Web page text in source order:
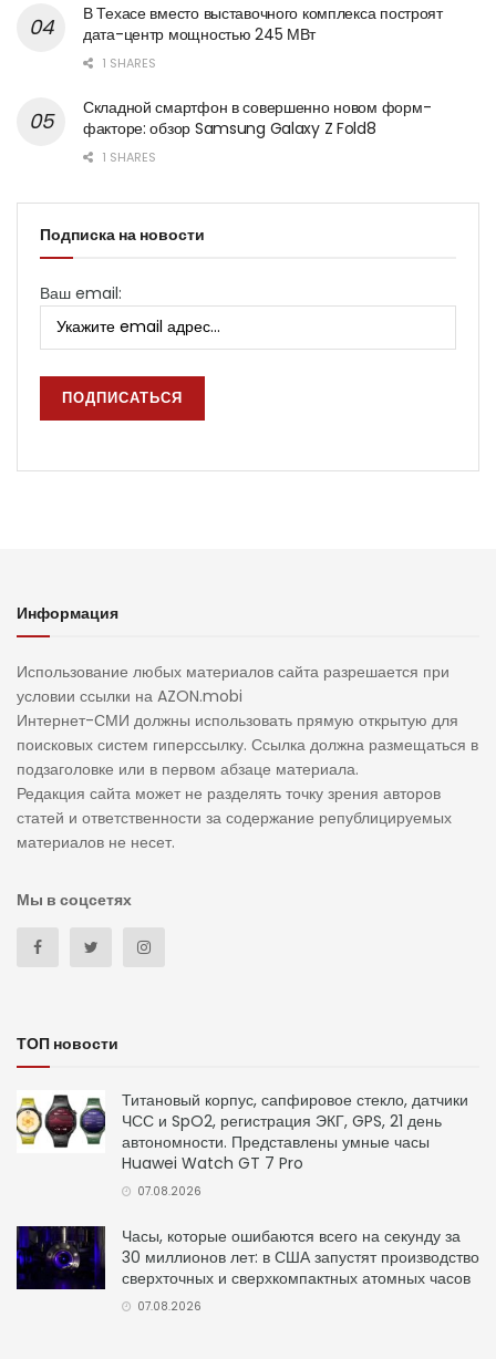
В Техасе вместо выставочного комплекса построят
дата-центр мощностью 245 МВт
1 SHARES
Складной смартфон в совершенно новом форм-
факторе: обзор Samsung Galaxy Z Fold8
1 SHARES
Подписка на новости
Ваш email:
Информация
Использование любых материалов сайта разрешается при
условии ссылки на AZON.mobi
Интернет-СМИ должны использовать прямую открытую для
поисковых систем гиперссылку. Ссылка должна размещаться в
подзаголовке или в первом абзаце материала.
Редакция сайта может не разделять точку зрения авторов
статей и ответственности за содержание републицируемых
материалов не несет.
Мы в соцсетях
ТОП новости
Титановый корпус, сапфировое стекло, датчики
ЧСС и SpO2, регистрация ЭКГ, GPS, 21 день
автономности. Представлены умные часы
Huawei Watch GT 7 Pro
07.08.2026
Часы, которые ошибаются всего на секунду за
30 миллионов лет: в США запустят производство
сверхточных и сверхкомпактных атомных часов
07.08.2026